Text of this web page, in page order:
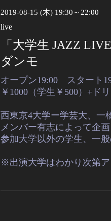
2019-08-15 (木) 19:30～22:00
live
「大学生 JAZZ
ダンモ
オープン19:00 スタート
￥1000（学生￥500）+ド
西東京4大学ー学芸大、一
メンバー有志によって企
参加大学以外の学生、一
※出演大学はわかり次第